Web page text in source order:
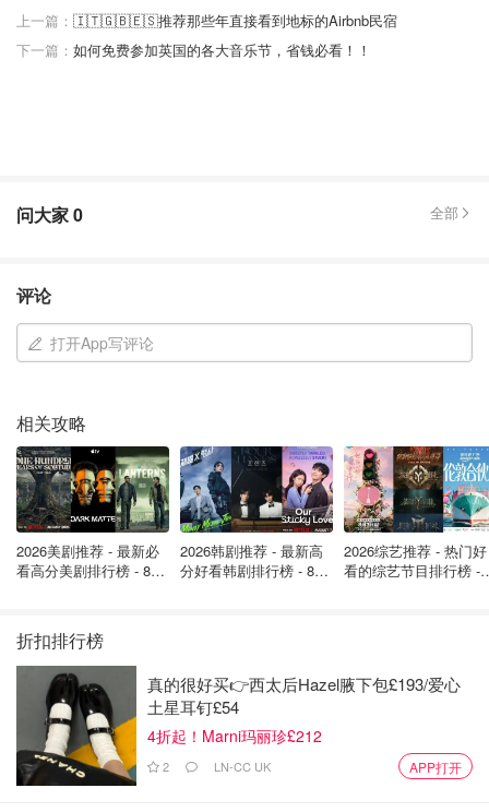
面，让你在清洁护理自己的身体的同时，好像用了最昂贵的
香水一样，浑身发出高雅的香喷喷的气息。
上一篇： 🇮🇹🇬🇧🇪🇸推荐那些年直接看到地标的Airbnb民宿
下一篇： 如何免费参加英国的各大音乐节，省钱必看！！
问大家0 全部
评论
打开App写评论
相关攻略
2026美剧推荐 - 最新必
看高分美剧排行榜 - 8月
2026韩剧推荐 - 最新高
分好看韩剧排行榜 - 8月
2026综艺推荐 - 热门好
看的综艺节目排行榜 -
折扣排行榜
真的很好买👉西太后Hazel腋下包£193/爱心
土星耳钉£54
4折起！Marni玛丽珍£212
2 LN-CC UK APP打开